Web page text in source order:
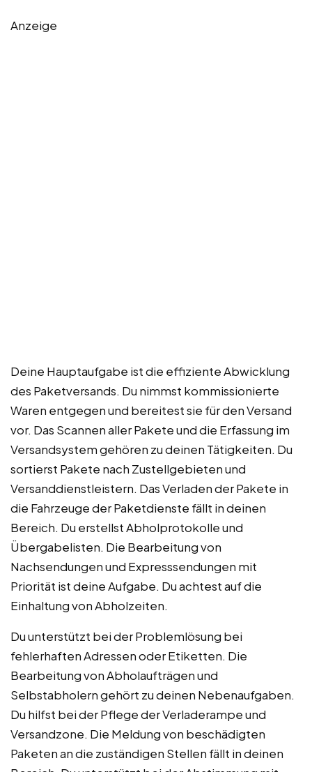
Anzeige
Deine Hauptaufgabe ist die effiziente Abwicklung
des Paketversands. Du nimmst kommissionierte
Waren entgegen und bereitest sie für den Versand
vor. Das Scannen aller Pakete und die Erfassung im
Versandsystem gehören zu deinen Tätigkeiten. Du
sortierst Pakete nach Zustellgebieten und
Versanddienstleistern. Das Verladen der Pakete in
die Fahrzeuge der Paketdienste fällt in deinen
Bereich. Du erstellst Abholprotokolle und
Übergabelisten. Die Bearbeitung von
Nachsendungen und Expresssendungen mit
Priorität ist deine Aufgabe. Du achtest auf die
Einhaltung von Abholzeiten.
Du unterstützt bei der Problemlösung bei
fehlerhaften Adressen oder Etiketten. Die
Bearbeitung von Abholaufträgen und
Selbstabholern gehört zu deinen Nebenaufgaben.
Du hilfst bei der Pflege der Verladerampe und
Versandzone. Die Meldung von beschädigten
Paketen an die zuständigen Stellen fällt in deinen